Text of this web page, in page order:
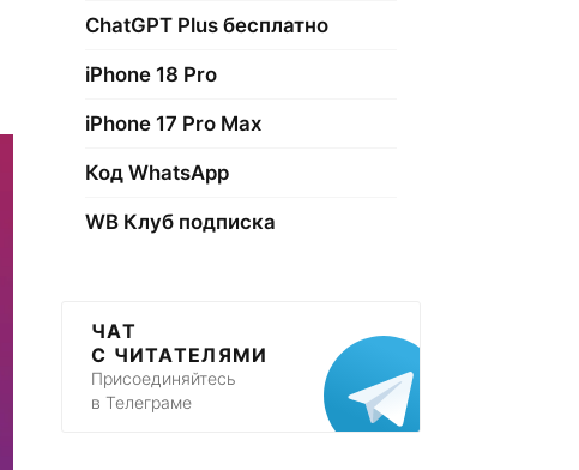
ChatGPT Plus бесплатно
iPhone 18 Pro
iPhone 17 Pro Max
Код WhatsApp
WB Клуб подписка
ЧАТ
С ЧИТАТЕЛЯМИ
Присоединяйтесь
в Телеграме